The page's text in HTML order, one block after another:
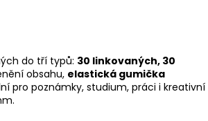
do tří typů: 30 linkovaných, 30
obsahu, elastická gumička
pro poznámky, studium, práci i kreativní